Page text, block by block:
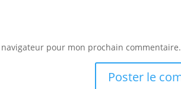
pour mon prochain commentaire.